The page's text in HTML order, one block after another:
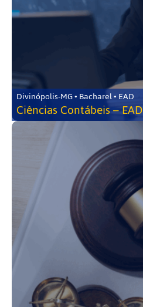
Divinópolis-MG • Bacharel • EAD
Ciências Contábeis – EAD